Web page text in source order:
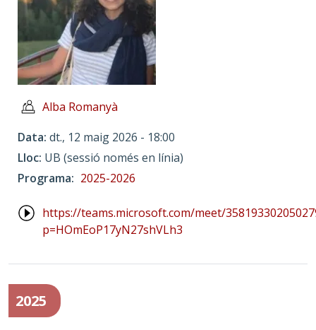
Alba Romanyà
Data dt., 12 maig 2026 - 18:00
Lloc UB (sessió només en línia)
Programa
2025-2026
https://teams.microsoft.com/meet/
p=HOmEoP17yN27shVLh3
2025